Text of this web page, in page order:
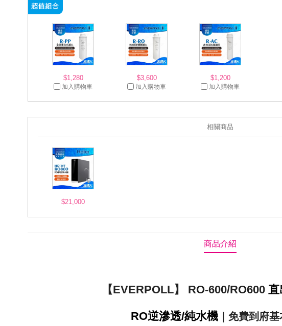
$1,280
加入購物車
$3,600
加入購物車
$1,200
加入購物車
相關商品
$21,000
商品介紹
【EVERPOLL】 RO-600/RO600 直
RO逆滲透/純水機｜免費到府基